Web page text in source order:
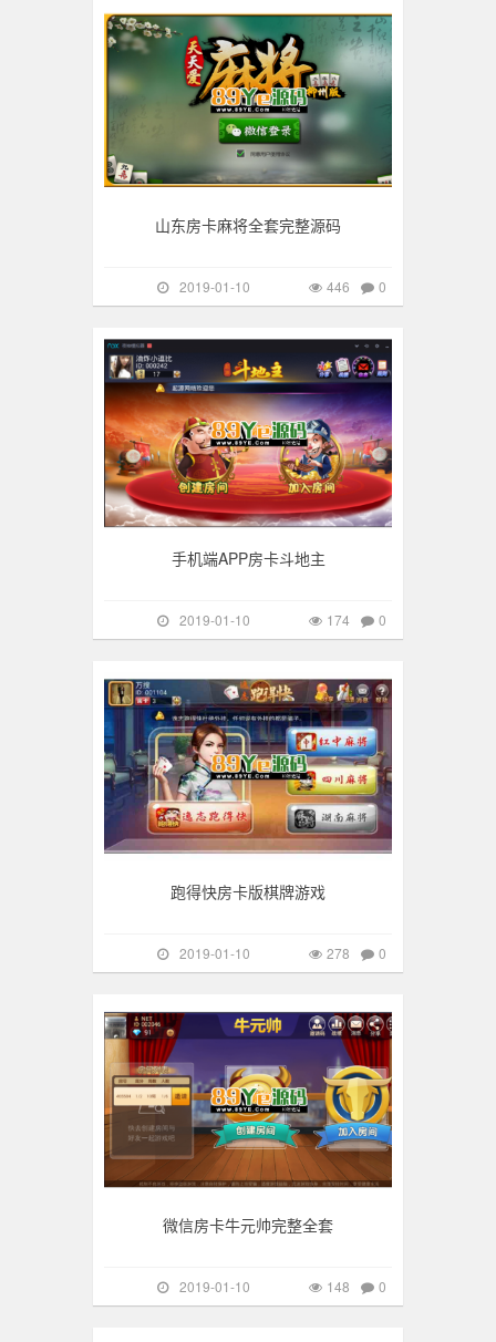
山东房卡麻将全套完整源码
2019-01-10 0
446
手机端APP房卡斗地主
手游棋牌 174
2019-01-10 0
174
跑得快房卡版棋牌游戏
手游棋牌 278
2019-01-10 0
278
微信房卡牛元帅完整全套
手游棋牌 148
2019-01-10 0
148
手游棋牌
267